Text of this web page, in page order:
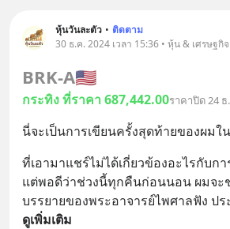
หลับมีประสิทธิภาพมากยิ่ง
สั่งซื้อสินค้า Diip
หุ้นวันละตัว • ติดตาม
30 ธ.ค. 2024 เวลา 15:36 • หุ้น & เศรษฐกิจ
BRK-A🇺🇸
กระทิง ที่ราคา 687,442.00ราคาปิด 24 ธ
นี่จะเป็นการเขียนครั้งสุดท้ายของผมใ
ที่เอามาแชร์ไม่ได้เกี่ยวข้องอะไรกับก
แต่พอดีว่าช่วงนี้ทุกคืนก่อนนอน ผมจะ
บรรยายของพระอาจารย์ไพศาลฟัง ป
ดูเพิ่มเติม